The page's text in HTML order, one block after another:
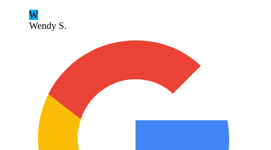
W
Wendy S.